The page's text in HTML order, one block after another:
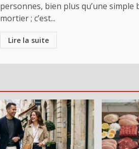
personnes, bien plus qu’une simple
mortier ; c’est...
Lire la suite